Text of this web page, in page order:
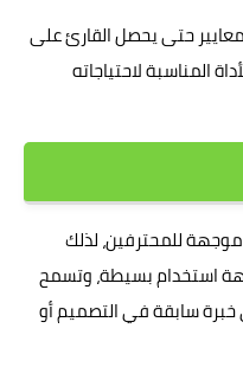
حتى يحصل القارئ على
المناسبة لاحتياجاته
للمحترفين، لذلك
استخدام بسيطة، وتسمح
خبرة سابقة في التصميم أو